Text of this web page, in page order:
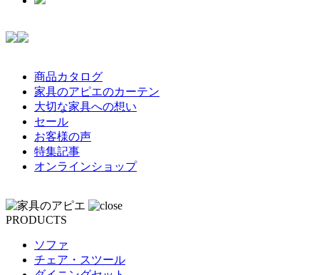
商品カタログ
家具のアピエのカーテン
大切な家具への想い
セール
お客様の声
特集記事
オンラインショップ
PRODUCTS
ソファ
チェア・スツール